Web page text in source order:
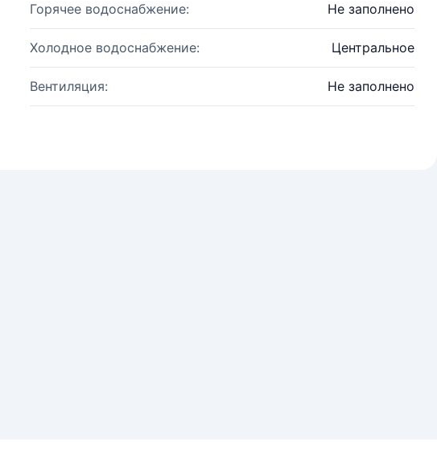
Горячее водоснабжение: Не заполнено
Холодное водоснабжение: Центральное
Вентиляция: Не заполнено